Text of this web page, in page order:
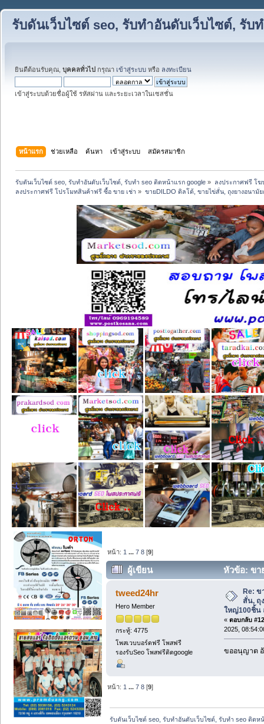
รับดันเว็บไซต์ seo, รับทำอันดับเว็บไซต์, รับ
ยินดีต้อนรับคุณ, บุคคลทั่วไป กรุณา เข้าสู่ระบบ หรือ ลงทะเบียน
เข้าสู่ระบบด้วยชื่อผู้ใช้ รหัสผ่าน และระยะเวลาในเซสชั่น
หน้าแรก ช่วยเหลือ ค้นหา เข้าสู่ระบบ สมัครสมาชิก
รับดันเว็บไซต์ seo, รับทำอันดับเว็บไซต์, รับทำ seo ติดหน้าแรก google » ลงประกาศฟรี โ
ลงประกาศฟรี โปรโมทสินค้าฟรี ซื้อ ขาย เช่า » ขายDILDO ดิลโด้, ขายไข่สั่น, ถุงยางอนามั
หน้า: 1 ...7 8 [9]
ผู้เขียน
หัวข้อ: ขา
ใหญ่100ชิ้น ส่งฟรี กทม/ต่างจังหวัด (อ่าน
tweed24hr
Hero Member
กระทู้: 4775
โพสเวบบอร์ดฟรี โพสฟรี
รองรับSeo โพสฟรีติดgoogle
Re: ข
สั่น, ถุ
ใหญ่100ชิ้น
« ตอบกลับ
2025,
ขออนุญาต
หน้า:1 ...7 8 [9]
รับดันเว็บไซต์ seo, รับทำอันดับเว็บไซต์, รับทำ seo ติดห